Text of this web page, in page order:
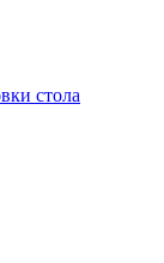
стола